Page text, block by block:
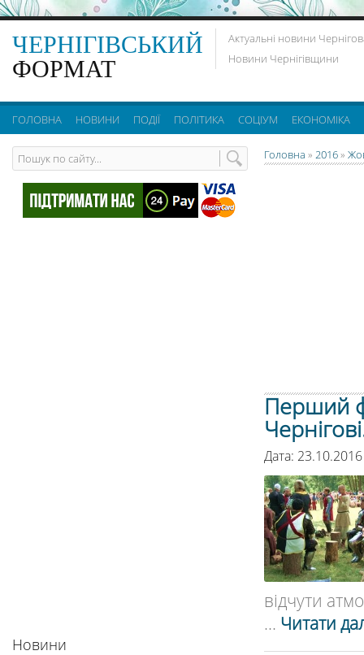
ЧЕРНІГІВСЬКИЙ
ФОРМАТ
Актуальні новини
Новини Чернігівщини
ГОЛОВНА НОВИНИ ПОДІЇ ПОЛІТИКА СОЦІУМ ЕКОНОМІКА
Головна » 2016»
Перший
Дата:
відчути
... Читати
Новини